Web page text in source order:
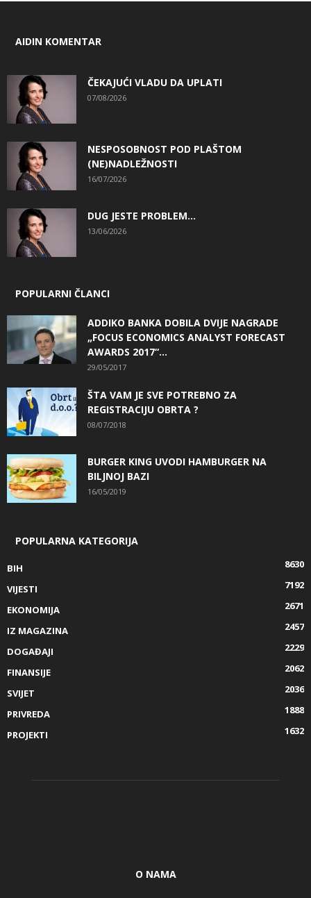
AIDIN KOMENTAR
ČEKAJUĆI VLADU DA UPLATI
07/08/2026
NESPOSOBNOST POD PLAŠTOM
(NE)NADLEŽNOSTI
16/07/2026
DUG JESTE PROBLEM…
13/06/2026
POPULARNI ČLANCI
ADDIKO BANKA DOBILA DVIJE NAGRADE
„FOCUS ECONOMICS ANALYST FORECAST
AWARDS 2017“...
29/05/2017
ŠTA VAM JE SVE POTREBNO ZA
REGISTRACIJU OBRTA ?
08/07/2018
BURGER KING UVODI HAMBURGER NA
BILJNOJ BAZI
16/05/2019
POPULARNA KATEGORIJA
BIH
8630
VIJESTI
7192
EKONOMIJA
2671
IZ MAGAZINA
2457
DOGAĐAJI
2229
FINANSIJE
2062
SVIJET
2036
PRIVREDA
1888
PROJEKTI
1632
O NAMA